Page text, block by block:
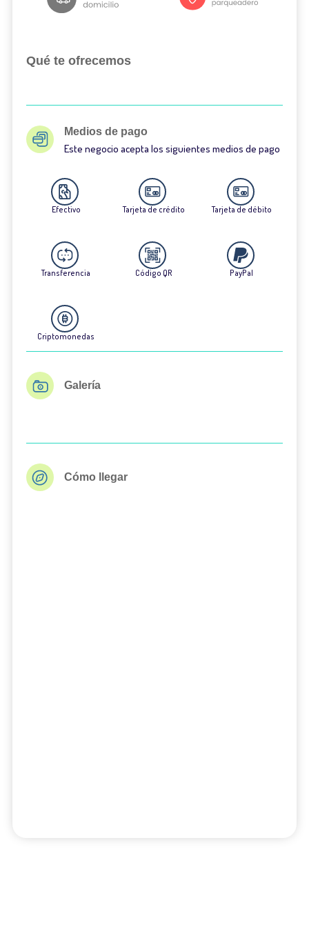
Qué te ofrecemos
Medios de pago
Este negocio acepta los siguientes medios de pago
Efectivo Tarjeta de crédito Tarjeta de débito
Transferencia Código QR PayPal
Criptomonedas
Galería
Cómo llegar